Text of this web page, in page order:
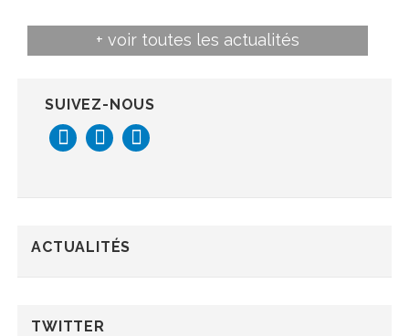
+ voir toutes les actualités
SUIVEZ-NOUS
ACTUALITÉS
TWITTER